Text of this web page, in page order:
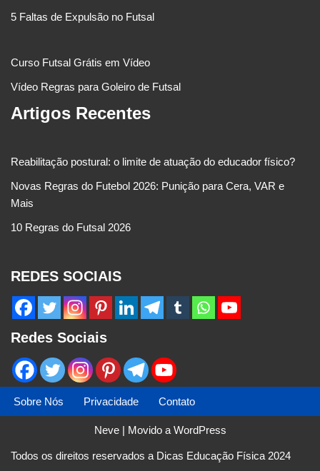
5 Faltas de Expulsão no Futsal
Curso Futsal Grátis em Vídeo
Vídeo Regras para Goleiro de Futsal
Artigos Recentes
Reabilitação postural: o limite de atuação do educador físico?
Novas Regras do Futebol 2026: Punição para Cera, VAR e
Mais
10 Regras do Futsal 2026
REDES SOCIAIS
Redes Sociais
Sobre Nós Privacidade Contato
Neve| Movido a WordPress
Todos os direitos reservados a Dicas Educação Física 2024